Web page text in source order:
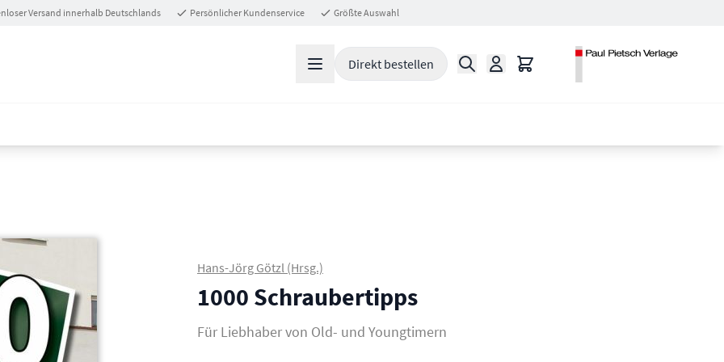
Versand innerhalb Deutschlands Persönlicher Kundenservice Größte Auswahl
Direkt bestellen Suche Warenkorb
Hans-Jörg Götzl (Hrsg.)
1000 Schraubertipps
Für Liebhaber von Old- und Youngtimern